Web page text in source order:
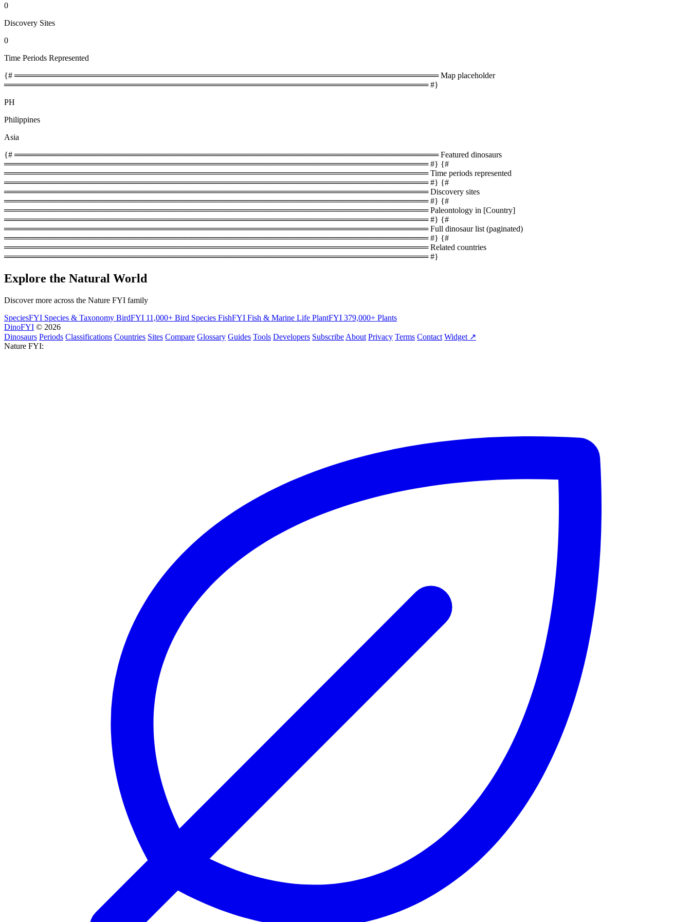
0
Discovery Sites
0
Time Periods Represented
{# ═══════════════════════════════════════════════════════════════════════════ Map placeholder
═══════════════════════════════════════════════════════════════════════════ #}
PH
Philippines
Asia
{# ═══════════════════════════════════════════════════════════════════════════ Featured dinosaurs
═══════════════════════════════════════════════════════════════════════════ #} {#
═══════════════════════════════════════════════════════════════════════════ Time periods represented
═══════════════════════════════════════════════════════════════════════════ #} {#
═══════════════════════════════════════════════════════════════════════════ Discovery sites
═══════════════════════════════════════════════════════════════════════════ #} {#
═══════════════════════════════════════════════════════════════════════════ Paleontology in [Country]
═══════════════════════════════════════════════════════════════════════════ #} {#
═══════════════════════════════════════════════════════════════════════════ Full dinosaur list (paginated)
═══════════════════════════════════════════════════════════════════════════ #} {#
═══════════════════════════════════════════════════════════════════════════ Related countries
═══════════════════════════════════════════════════════════════════════════ #}
Explore the Natural World
Discover more across the Nature FYI family
SpeciesFYI Species & Taxonomy BirdFYI 11,000+ Bird Species FishFYI Fish & Marine Life PlantFYI 379,000+ Plants
DinoFYI © 2026
Dinosaurs Periods Classifications Countries Sites Compare Glossary Guides Tools Developers Subscribe About Privacy Terms Contact Widget ↗
Nature FYI: